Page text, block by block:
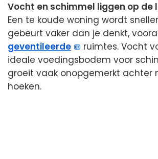
Vocht en schimmel liggen op de
Een te koude woning wordt
gebeurt vaker dan je denkt,
geventileerde
ruimtes. Vocht
ideale voedingsbodem voor
groeit vaak onopgemerkt achter
hoeken.